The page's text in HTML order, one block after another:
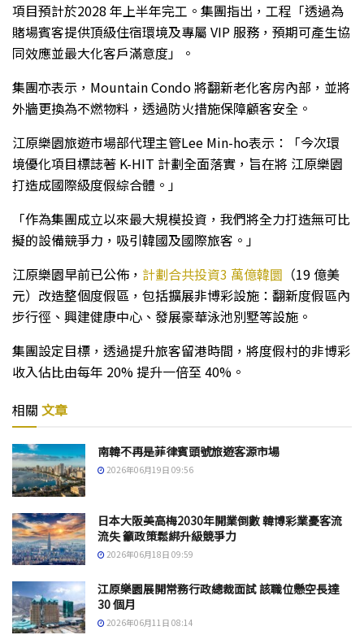
項目預計於2028 年上半年完工。集團指出，工程「透過為
賭場賓客提供頂級住宿環境及專屬 VIP 服務，預期可產生協
同效應並最大化客戶滿意度」。
集團亦表示，Mountain Condo 將翻新老化客房內部，並將
外牆更換為不燃物料，透過防火措施保障顧客安全。
江原樂園旅遊市場部代理主管Lee Min-ho表示：「今次環
境優化項目標誌著 K-HIT 計劃全面落實，旨在將 江原樂園
打造成國際級度假綜合體。」
「作為集團成立以來最大規模投資，我們將全力打造無可比
擬的設備競爭力，吸引韓國及國際旅客。」
江原樂園早前已公佈， 計劃合共投資3 萬億韓圜 （19 億美
元）改造整個度假區，包括擴展非博彩設施：翻新度假區內
步行徑、興建健康中心、發展豪華泳池別墅等設施。
集團設定目標，透過提升旅客留港時間，將度假村的非博彩
收入佔比由每年 20% 提升一倍至 40%。
相關 文章
南韓不再是菲律賓頭號旅遊客源市場
2026年06月19日 09:56
日本大阪美高梅2030年開業倒數 韓博彩業憂客流
流失 籲政策鬆綁升級競爭力
2026年06月18日 09:59
江原樂園展開常務行政總裁面試 該職位懸空長達
30 個月
2026年06月11日 08:14